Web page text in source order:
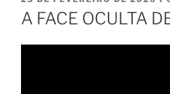
EM
A FACE OCULTA